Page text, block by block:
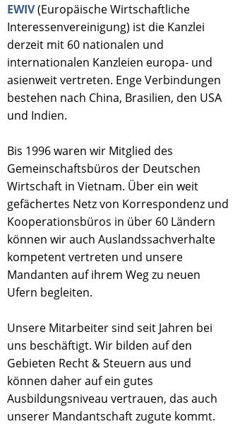
EWIV(Europäische Wirtschaftliche
Interessenvereinigung) ist die Kanzlei
derzeit mit 60 nationalen und
internationalen Kanzleien europa- und
asienweit vertreten. Enge Verbindungen
bestehen nach China, Brasilien, den USA
und Indien.
Bis 1996 waren wir Mitglied des
Gemeinschaftsbüros der Deutschen
Wirtschaft in Vietnam. Über ein weit
gefächertes Netz von Korrespondenz und
Kooperationsbüros in über 60 Ländern
können wir auch Auslandssachverhalte
kompetent vertreten und unsere
Mandanten auf ihrem Weg zu neuen
Ufern begleiten.
Unsere Mitarbeiter sind seit Jahren bei
uns beschäftigt. Wir bilden auf den
Gebieten Recht & Steuern aus und
können daher auf ein gutes
Ausbildungsniveau vertrauen, das auch
unserer Mandantschaft zugute kommt.